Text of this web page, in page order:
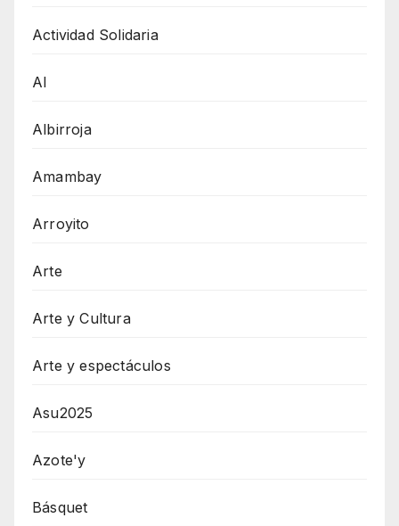
Actividad Solidaria
AI
Albirroja
Amambay
Arroyito
Arte
Arte y Cultura
Arte y espectáculos
Asu2025
Azote'y
Básquet